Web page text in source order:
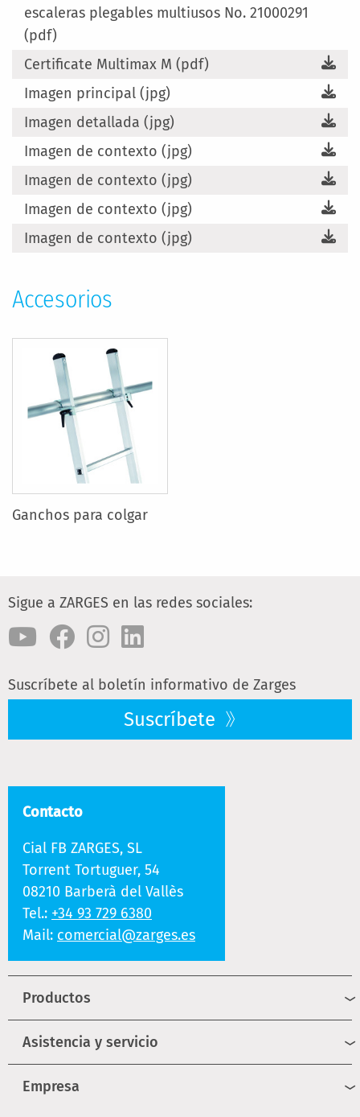
escaleras plegables multiusos No. 21000291
(pdf)
Certificate Multimax M (pdf)
Imagen principal (jpg)
Imagen detallada (jpg)
Imagen de contexto (jpg)
Imagen de contexto (jpg)
Imagen de contexto (jpg)
Imagen de contexto (jpg)
Accesorios
Ganchos para colgar
Sigue a ZARGES en las redes sociales:
Suscríbete al boletín informativo de Zarges
Suscríbete
Contacto
Cial FB ZARGES, SL
Torrent Tortuguer, 54
08210 Barberà del Vallès
Tel.: +34 93 729 6380
Mail: comercial@zarges.es
Productos
Asistencia y servicio
Empresa